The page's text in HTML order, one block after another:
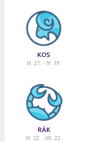
KOS
III. 21. - IV. 19.
RÁK
VI. 22. - VII. 22.